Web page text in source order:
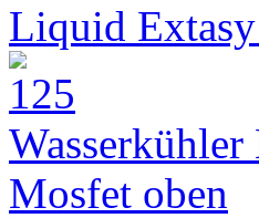
Liquid
Mosfet oben